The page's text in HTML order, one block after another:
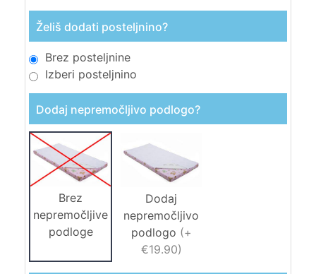
Želiš dodati posteljnino?
Brez posteljnine
Izberi posteljnino
Dodaj nepremočljivo podlogo?
Brez
nepremočljive
podloge
Dodaj
nepremočljivo
podlogo (+
€19.90)